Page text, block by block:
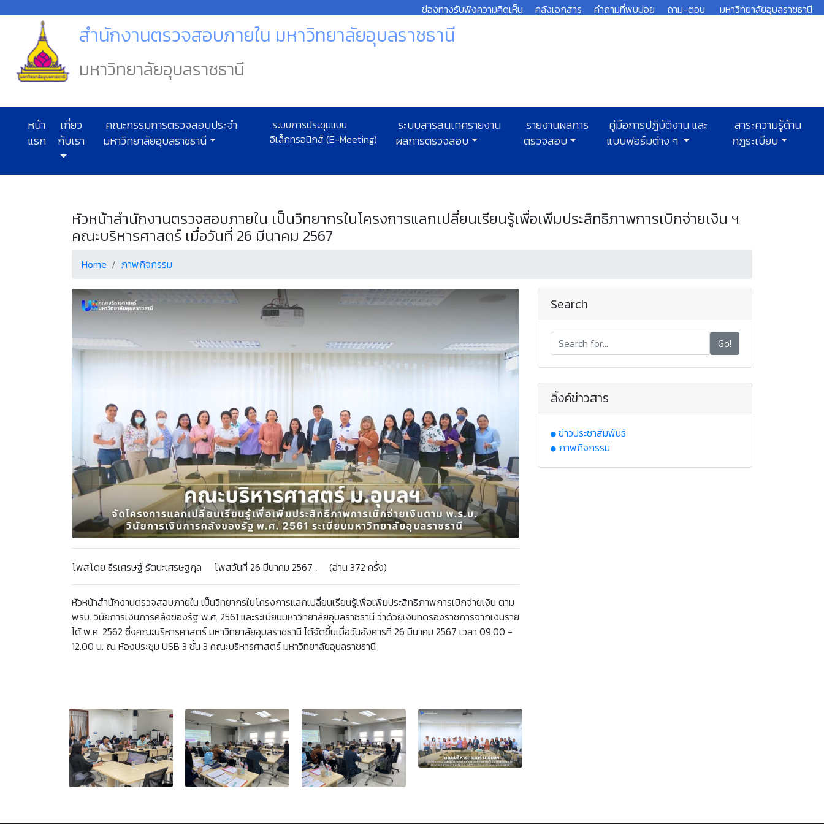
ช่องทางรับฟังความคิดเห็น คลังเอกสาร คำถามที่พบบ่อย ถาม-ตอบ มหาวิทยาลัยอุบลราชธานี
สำนักงานตรวจสอบภายใน มหาวิทยาลัยอุบลราชธานี
มหาวิทยาลัยอุบลราชธานี
หน้า
แรก
เกี่ยว
กับเรา
คณะกรรมการตรวจสอบประจำ
มหาวิทยาลัยอุบลราชธานี
ระบบการประชุมแบบ
อิเล็กทรอนิกส์ (E-Meeting)
ระบบสารสนเทศรายงาน
ผลการตรวจสอบ
รายงานผลการ
ตรวจสอบ
คู่มือการปฏิบัติงาน และ
แบบฟอร์มต่าง ๆ
สาระความรู้ด้าน
กฎระเบียบ
หัวหน้าสำนักงานตรวจสอบภายใน เป็นวิทยากรในโครงการแลกเปลี่ยนเรียนรู้เพื่อเพิ่มประสิทธิภาพการเบิกจ่ายเงิน ฯ
คณะบริหารศาสตร์ เมื่อวันที่ 26 มีนาคม 2567
Home ภาพกิจกรรม
โพสโดย ธีรเศรษฐ์ รัตนะเศรษฐกุล โพสวันที่ 26 มีนาคม 2567 , (อ่าน 372 ครั้ง)
หัวหน้าสำนักงานตรวจสอบภายใน เป็นวิทยากรในโครงการแลกเปลี่ยนเรียนรู้เพื่อเพิ่มประสิทธิภาพการเบิกจ่ายเงิน ตาม
พรบ. วินัยการเงินการคลังของรัฐ พ.ศ. 2561 และระเบียบมหาวิทยาลัยอุบลราชธานี ว่าด้วยเงินทดรองราชการจากเงินราย
ได้ พ.ศ. 2562 ซึ่งคณะบริหารศาสตร์ มหาวิทยาลัยอุบลราชธานี ได้จัดขึ้นเมื่อวันอังคารที่ 26 มีนาคม 2567 เวลา 09.00 -
12.00 น. ณ ห้องประชุม USB 3 ชั้น 3 คณะบริหารศาสตร์ มหาวิทยาลัยอุบลราชธานี
Search
Go!
ลิ้งค์ข่าวสาร
ข่าวประชาสัมพันธ์
ภาพกิจกรรม